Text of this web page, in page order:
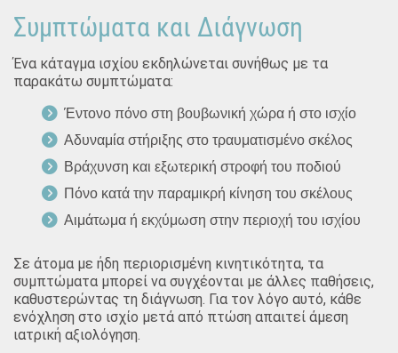
Συμπτώματα και Διάγνωση
Ένα κάταγμα ισχίου εκδηλώνεται συνήθως με τα
παρακάτω συμπτώματα:
Έντονο πόνο στη βουβωνική χώρα ή στο ισχίο
Αδυναμία στήριξης στο τραυματισμένο σκέλος
Βράχυνση και εξωτερική στροφή του ποδιού
Πόνο κατά την παραμικρή κίνηση του σκέλους
Αιμάτωμα ή εκχύμωση στην περιοχή του ισχίου
Σε άτομα με ήδη περιορισμένη κινητικότητα, τα
συμπτώματα μπορεί να συγχέονται με άλλες παθήσεις,
καθυστερώντας τη διάγνωση. Για τον λόγο αυτό, κάθε
ενόχληση στο ισχίο μετά από πτώση απαιτεί άμεση
ιατρική αξιολόγηση.